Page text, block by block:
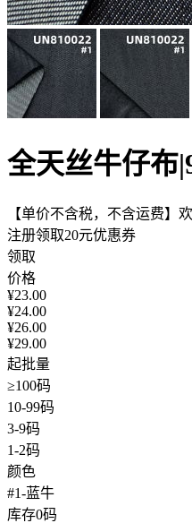
全天丝牛仔布
【单价不含税，不含运费】
注册领取20元优惠券
领取
价格
¥23.00
¥24.00
¥26.00
¥29.00
起批量
≥100码
10-99码
3-9码
1-2码
颜色
#1-蓝牛
库存0码